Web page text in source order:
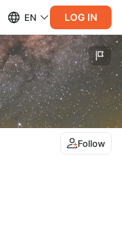
EN LOG IN
Follow